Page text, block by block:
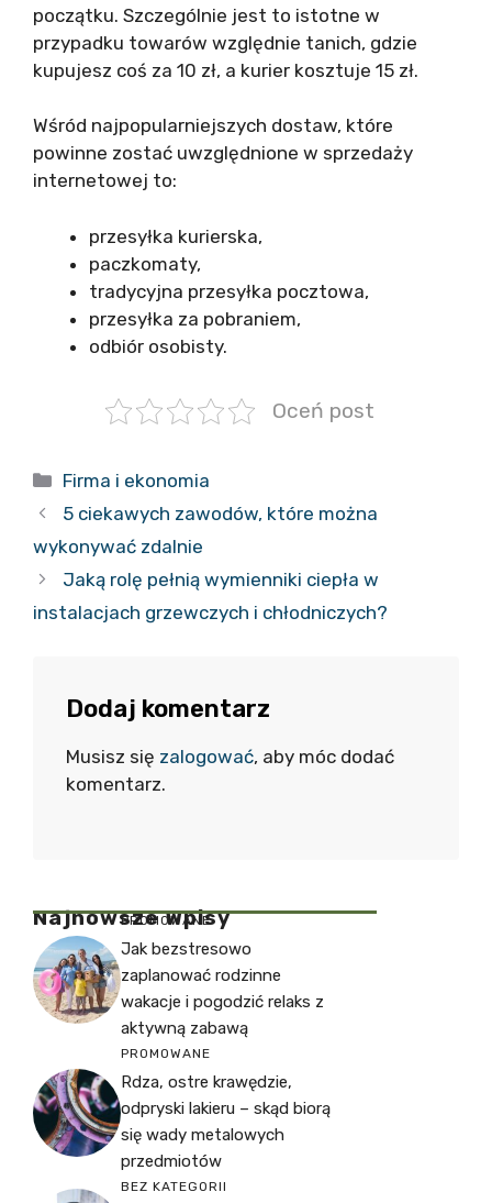
początku. Szczególnie jest to istotne w
przypadku towarów względnie tanich, gdzie
kupujesz coś za 10 zł, a kurier kosztuje 15 zł.
Wśród najpopularniejszych dostaw, które
powinne zostać uwzględnione w sprzedaży
internetowej to:
przesyłka kurierska,
paczkomaty,
tradycyjna przesyłka pocztowa,
przesyłka za pobraniem,
odbiór osobisty.
Oceń post
Kategorie
Firma i ekonomia
5 ciekawych zawodów, które można
wykonywać zdalnie
Jaką rolę pełnią wymienniki ciepła w
instalacjach grzewczych i chłodniczych?
Dodaj komentarz
Musisz się zalogować, aby móc dodać
komentarz.
Najnowsze Wpisy
PROMOWANE
Jak bezstresowo
zaplanować rodzinne
wakacje i pogodzić relaks z
aktywną zabawą
PROMOWANE
Rdza, ostre krawędzie,
odpryski lakieru – skąd biorą
się wady metalowych
przedmiotów
BEZ KATEGORII